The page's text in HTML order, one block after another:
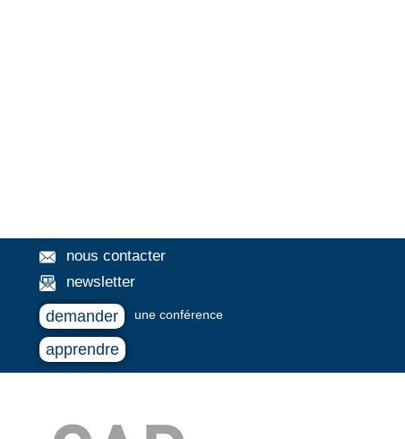
nous contacter
newsletter
demander une conférence
apprendre